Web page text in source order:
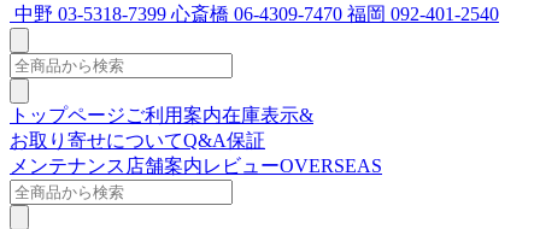
中野 03-5318-7399 心斎橋 06-4309-7470 福岡 092-401-2540
トップページご利用案内在庫表示&
お取り寄せについてQ&A保証
メンテナンス 店舗案内レビューOVERSEAS